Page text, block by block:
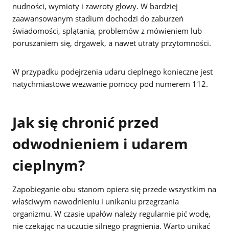
nudności, wymioty i zawroty głowy. W bardziej
zaawansowanym stadium dochodzi do zaburzeń
świadomości, splątania, problemów z mówieniem lub
poruszaniem się, drgawek, a nawet utraty przytomności.
W przypadku podejrzenia udaru cieplnego konieczne jest
natychmiastowe wezwanie pomocy pod numerem 112.
Jak się chronić przed
odwodnieniem i udarem
cieplnym?
Zapobieganie obu stanom opiera się przede wszystkim na
właściwym nawodnieniu i unikaniu przegrzania
organizmu. W czasie upałów należy regularnie pić wodę,
nie czekając na uczucie silnego pragnienia. Warto unikać